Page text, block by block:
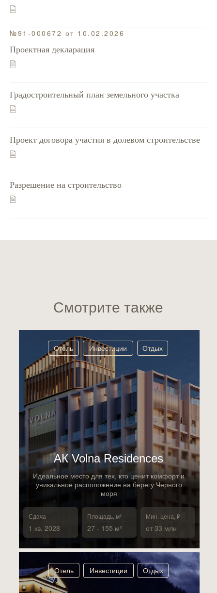
🗎
№91-000672 от 10.02.2026
Проектная декларация
🗎
Градостроительный план земельного участка
🗎
Проект договора участия в долевом строительстве
🗎
Разрешение на строительство
🗎
Отдых
Инвестиции
Отель
от 33 млн
Мин. цена, ₽
27 - 155 м²
Площадь, м²
1 кв. 2028
Сдача
Идеальное место для тех, кто ценит комфорт и
уникальное расположение на берегу Черного
моря
АК Volna Residences
Отдых
Инвестиции
Отель
Смотрите также